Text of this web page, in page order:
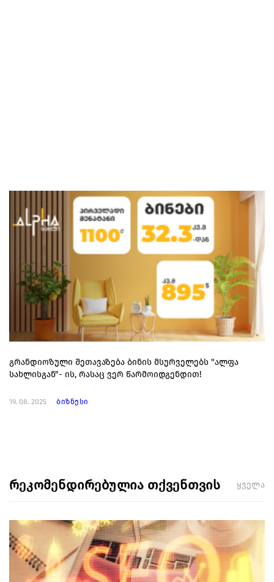
გრანდიოზული შეთავაზება ბინის მსურველებს "ალფა
სახლისგან"- ის, რასაც ვერ წარმოიდგენდით!
19. 08. 2025 ბიზნესი
რეკომენდირებულია თქვენთვის ყველა